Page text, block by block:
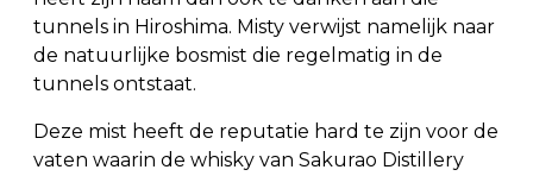
tunnels in Hiroshima. Misty verwijst namelijk naar
de natuurlijke bosmist die regelmatig in de
tunnels ontstaat.
Deze mist heeft de reputatie hard te zijn voor de
vaten waarin de whisky van Sakurao Distillery